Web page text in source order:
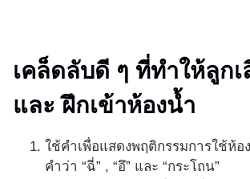
เคล็ดลับดี ๆ ที่ทำให้ลูก
และ ฝึกเข้าห้องน้ำ
ใช้คำเพื่อแสดงพฤติกรรมการใช้ห้อ
คำว่า “ฉี่” , “อึ” และ “กระโถน”